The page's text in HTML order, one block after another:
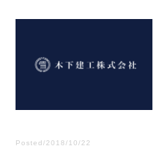
Posted/2018/10/22